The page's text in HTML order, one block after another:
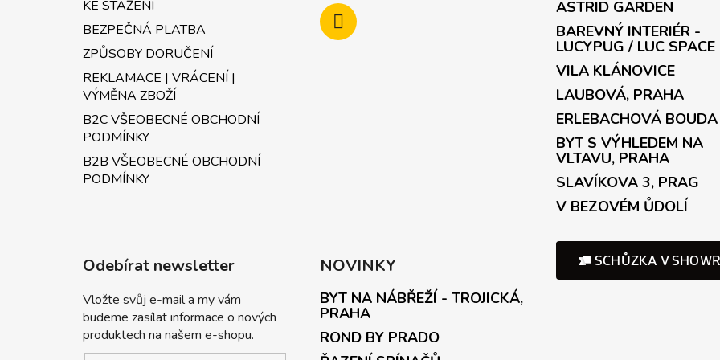
KE STAŽENÍ
BEZPEČNÁ PLATBA
ZPŮSOBY DORUČENÍ
REKLAMACE | VRÁCENÍ |
VÝMĚNA ZBOŽÍ
B2C VŠEOBECNÉ OBCHODNÍ
PODMÍNKY
B2B VŠEOBECNÉ OBCHODNÍ
PODMÍNKY
ASTRID GARDEN
BAREVNÝ INTERIÉR -
LUCYPUG / LUC SPACE
VILA KLÁNOVICE
LAUBOVÁ, PRAHA
ERLEBACHOVÁ BOUDA
BYT S VÝHLEDEM NA
VLTAVU, PRAHA
SLAVÍKOVA 3, PRAG
V BEZOVÉM ŮDOLÍ
Odebírat newsletter
Vložte svůj e-mail a my vám
budeme zasílat informace o nových
produktech na našem e-shopu.
NOVINKY
BYT NA NÁBŘEŽÍ - TROJICKÁ,
PRAHA
ROND BY PRADO